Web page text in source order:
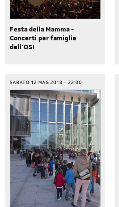
Festa della Mamma -
Concerti per famiglie
dell’OSI
SABATO 12 MAG 2018 - 22:00